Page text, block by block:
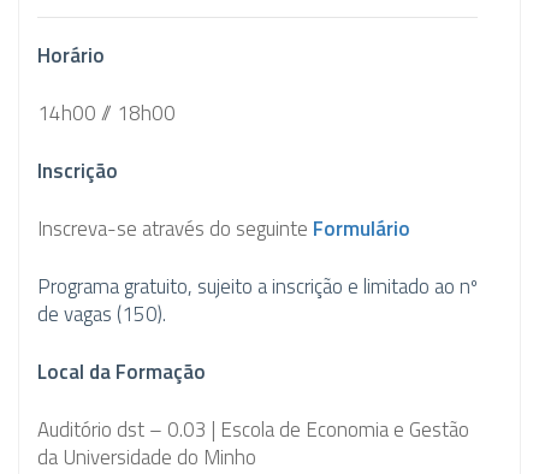
Horário
14h00 // 18h00
Inscrição
Inscreva-se através do seguinte Formulário
Programa gratuito, sujeito a inscrição e limitado ao nº
de vagas (150).
Local da Formação
Auditório dst – 0.03 | Escola de Economia e Gestão
da Universidade do Minho